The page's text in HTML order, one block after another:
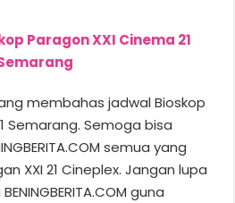
Paragon XXI Cinema 21
membahas jadwal Bioskop
Semarang. Semoga bisa
semua yang
XXI 21 Cineplex. Jangan lupa
guna